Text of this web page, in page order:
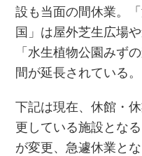
設も当面の間休業。
国」は屋外芝生広場
「水生植物公園みず
間が延長されている。
下記は現在、休館・
更している施設とな
が変更、急遽休業とな